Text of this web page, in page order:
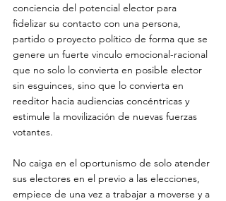
conciencia del potencial elector para
fidelizar su contacto con una persona,
partido o proyecto político de forma que se
genere un fuerte vinculo emocional-racional
que no solo lo convierta en posible elector
sin esguinces, sino que lo convierta en
reeditor hacia audiencias concéntricas y
estimule la movilización de nuevas fuerzas
votantes.
No caiga en el oportunismo de solo atender
sus electores en el previo a las elecciones,
empiece de una vez a trabajar a moverse y a